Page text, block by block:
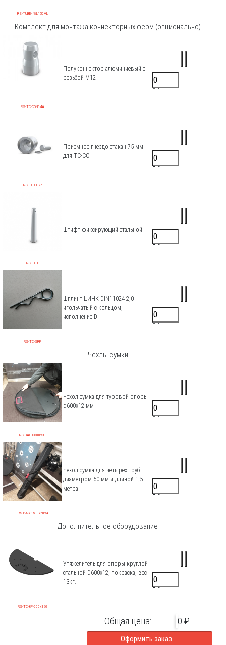
RS-TUBE-48L150AL
Комплект для монтажа коннекторных ферм (опционально)
RS-TC-CON64A
Полуконнектор алюминиевый с
резьбой М12
935 ₽/шт.
0 ₽
RS-TC-CF75
Приемное гнездо стакан 75 мм
для TC-CC
1100 ₽/шт.
0 ₽
RS-TC-P
Штифт фиксирующий стальной
170 ₽/шт.
0 ₽
RS-TC-SRP
Шплинт ЦИНК DIN11024 2,0
игольчатый с кольцом,
исполнение D
17 ₽/шт.
0 ₽
Чехлы сумки
RS-BAG-D600x30
Чехол сумка для туровой опоры
d600х12 мм
7520 ₽/шт.
0 ₽
RS-BAG-1500x50x4
Чехол сумка для четырех труб
диаметром 50 мм и длиной 1,5
метра
16500 ₽/шт.
0 ₽
Дополнительное оборудование
RS-TC-BP-600x12G
Утяжелитель для опоры круглой
стальной D600х12, покраска, вес
13кг.
8000 ₽/шт.
0 ₽
Общая цена: 0 ₽